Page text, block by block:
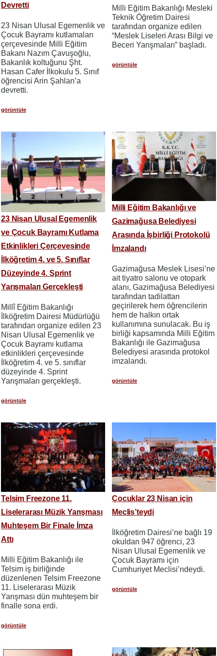
Devretti
23 Nisan Ulusal Egemenlik ve
Çocuk Bayramı kutlamaları
çerçevesinde Milli Eğitim
Bakanı Nazım Çavuşoğlu,
Bakanlık koltuğunu Şht.
Hasan Cafer İlkokulu 5. Sınıf
öğrencisi Arin Şahlan’a
devretti.
görüntüle
Milli Eğitim Bakanlığı Mesleki
Teknik Öğretim Dairesi
tarafından organize edilen
“Meslek Liseleri Arası Bilgi ve
Beceri Yarışmaları” başladı.
görüntüle
23 Nisan Ulusal Egemenlik
ve Çocuk Bayramı Kutlama
Etkinlikleri Çerçevesinde
İlköğretim 4. ve 5. Sınıflar
Düzeyinde 4. Sprint
Yarışmaları Gerçekleşti
Millî Eğitim Bakanlığı
İlköğretim Dairesi Müdürlüğü
tarafından organize edilen 23
Nisan Ulusal Egemenlik ve
Çocuk Bayramı kutlama
etkinlikleri çerçevesinde
İlköğretim 4. ve 5. sınıflar
düzeyinde 4. Sprint
Yarışmaları gerçekleşti.
görüntüle
Milli Eğitim Bakanlığı ve
Gazimağusa Belediyesi
Arasında İşbirliği Protokolü
İmzalandı
Gazimağusa Meslek Lisesi’ne
ait tiyatro salonu ve otopark
alanı, Gazimağusa Belediyesi
tarafından tadilattan
geçirilerek hem öğrencilerin
hem de halkın ortak
kullanımına sunulacak. Bu iş
birliği kapsamında Milli Eğitim
Bakanlığı ile Gazimağusa
Belediyesi arasında protokol
imzalandı.
görüntüle
Telsim Freezone 11.
Liselerarası Müzik Yarışması
Muhteşem Bir Finale İmza
Attı
​​​​​​​Milli Eğitim Bakanlığı ile
Telsim iş birliğinde
düzenlenen Telsim Freezone
11. Liselerarası Müzik
Yarışması dün muhteşem bir
finalle sona erdi.
görüntüle
Çocuklar 23 Nisan için
Meclis’teydi
İlköğretim Dairesi’ne bağlı 19
okuldan 947 öğrenci, 23
Nisan Ulusal Egemenlik ve
Çocuk Bayramı için
Cumhuriyet Meclisi’ndeydi.
görüntüle